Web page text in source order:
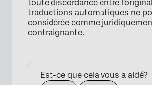
toute discordance entre
traductions automatiques ne
considérée comme
contraignante.
Est-ce que cela vous a aidé?